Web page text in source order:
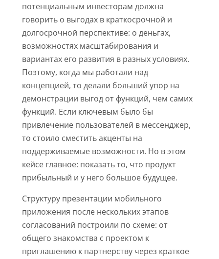
потенциальным инвесторам должна
говорить о выгодах в краткосрочной и
долгосрочной перспективе: о деньгах,
возможностях масштабирования и
вариантах его развития в разных условиях.
Поэтому, когда мы работали над
концепцией, то делали больший упор на
демонстрации выгод от функций, чем самих
функций. Если ключевым было бы
привлечение пользователей в мессенджер,
то стоило сместить акценты на
поддерживаемые возможности. Но в этом
кейсе главное: показать то, что продукт
прибыльный и у него большое будущее.
Структуру презентации мобильного
приложения после нескольких этапов
согласований построили по схеме: от
общего знакомства с проектом к
приглашению к партнерству через краткое